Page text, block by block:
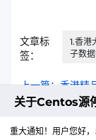
文章标
签：
1.香港
子数
上一篇：香港
关于Centos源
重大通知！用户您好，